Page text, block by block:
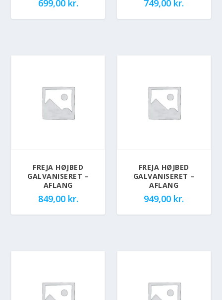
699,00 kr. 749,00 kr.
FREJA HØJBED
GALVANISERET –
AFLANG
849,00 kr.
FREJA HØJBED
GALVANISERET –
AFLANG
949,00 kr.